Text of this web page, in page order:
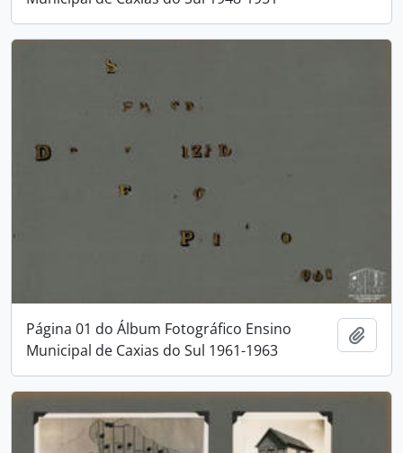
Página 01 do Álbum Fotográfico Ensino
Municipal de Caxias do Sul 1961-1963